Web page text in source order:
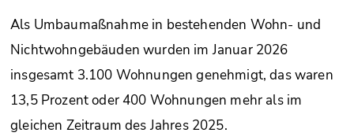
Als Umbaumaßnahme in bestehenden Wohn- und
Nichtwohngebäuden wurden im Januar 2026
insgesamt 3.100 Wohnungen genehmigt, das waren
13,5 Prozent oder 400 Wohnungen mehr als im
gleichen Zeitraum des Jahres 2025.